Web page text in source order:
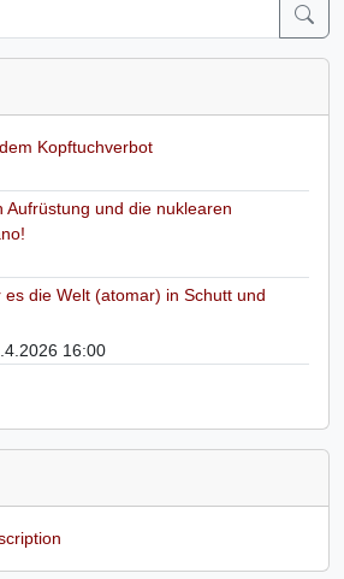
Kopftuchverbot
Aufrüstung und die nuklearen
die Welt (atomar) in Schutt und
16:00